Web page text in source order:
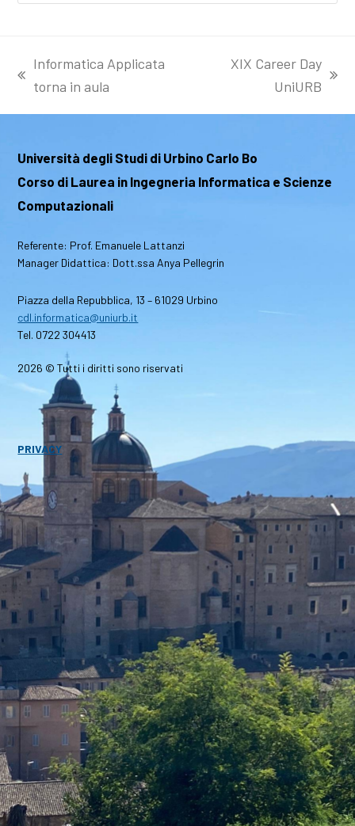
post
Informatica Applicata
torna in aula
XIX Career Day
UniURB
Università degli Studi di Urbino Carlo Bo
Corso di Laurea in Ingegneria Informatica e Scienze
Computazionali
Referente: Prof. Emanuele Lattanzi
Manager Didattica: Dott.ssa Anya Pellegrin
Piazza della Repubblica, 13 – 61029 Urbino
cdl.informatica@uniurb.it
Tel. 0722 304413
2026 © Tutti i diritti sono riservati
PRIVACY